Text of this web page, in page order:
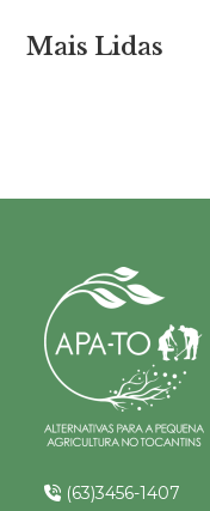
Mais Lidas
(63)3456-1407